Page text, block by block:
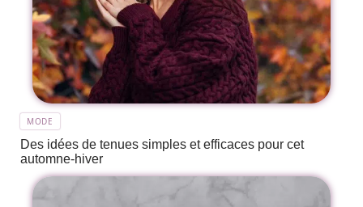
MODE
Des idées de tenues simples et efficaces pour cet
automne-hiver